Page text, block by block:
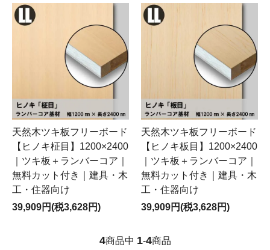
天然木ツキ板フリーボード
【ヒノキ柾目】1200×2400
｜ツキ板＋ランバーコア｜
無料カット付き｜建具・木
工・住器向け
39,909円(税3,628円)
天然木ツキ板フリーボード
【ヒノキ板目】1200×2400
｜ツキ板＋ランバーコア｜
無料カット付き｜建具・木
工・住器向け
39,909円(税3,628円)
4商品中 1-4商品